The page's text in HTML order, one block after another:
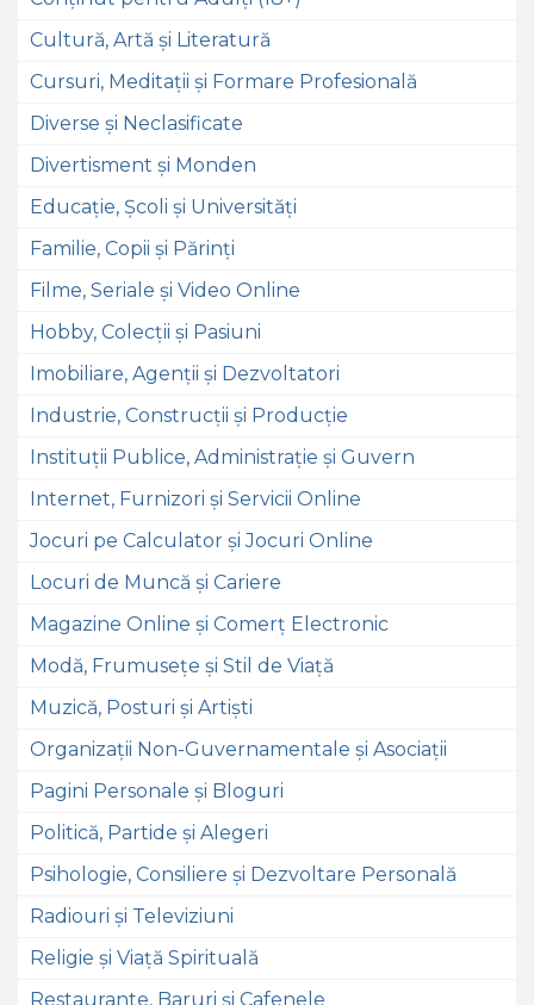
Cultură, Artă și Literatură
Cursuri, Meditații și Formare Profesională
Diverse și Neclasificate
Divertisment și Monden
Educație, Școli și Universități
Familie, Copii și Părinți
Filme, Seriale și Video Online
Hobby, Colecții și Pasiuni
Imobiliare, Agenții și Dezvoltatori
Industrie, Construcții și Producție
Instituții Publice, Administrație și Guvern
Internet, Furnizori și Servicii Online
Jocuri pe Calculator și Jocuri Online
Locuri de Muncă și Cariere
Magazine Online și Comerț Electronic
Modă, Frumusețe și Stil de Viață
Muzică, Posturi și Artiști
Organizații Non-Guvernamentale și Asociații
Pagini Personale și Bloguri
Politică, Partide și Alegeri
Psihologie, Consiliere și Dezvoltare Personală
Radiouri și Televiziuni
Religie și Viață Spirituală
Restaurante, Baruri și Cafenele